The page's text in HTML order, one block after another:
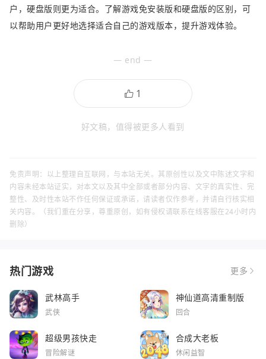
户，硬盘版则更为适合。了解游戏免安装版和硬盘版的区别，可
以帮助用户更好地选择适合自己的游戏版本，提升游戏体验。
— end —
好文稿，值得被更多人看到
免责声明：以上整理自互联网，与本站无关。其原创性以及文中陈述文字和
内容未经本站证实，对本文以及其中全部或者部分内容、文字的真实性、完
整性、及时性本站不作任何保证或承诺，请读者仅作参考，并请自行核实相
关内容。（我们重在分享，尊重原创，如有侵权请联系在线客服在24小时内
删除）
热门游戏 更多
武林高手
武侠
神仙道高清重制版
回合
超级男孩快走
冒险解谜
合成大老板
休闲益智